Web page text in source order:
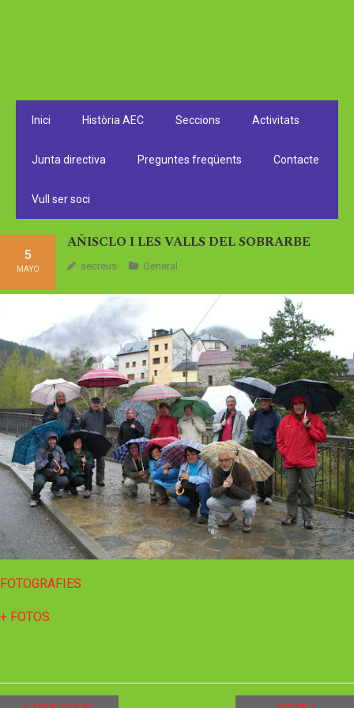
Inici Història AEC Seccions Activitats
Junta directiva Preguntes freqüents Contacte
Vull ser soci
AÑISCLO I LES VALLS DEL SOBRARBE
5
MAYO aecreus General
FOTOGRAFIES
+ FOTOS